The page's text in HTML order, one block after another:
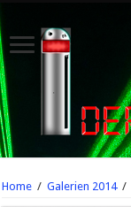
Home / Galerien 2014 /